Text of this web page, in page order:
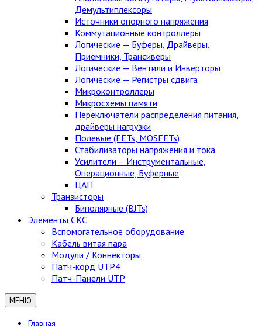
Демультиплексоры
Источники опорного напряжения
Коммутационные контроллеры
Логические — Буферы, Драйверы,
Приемники, Трансиверы
Логические — Вентили и Инверторы
Логические — Регистры сдвига
Микроконтроллеры
Микросхемы памяти
Переключатели распределения питания,
драйверы нагрузки
Полевые (FETs, MOSFETs)
Стабилизаторы напряжения и тока
Усилители – Инструментальные,
Операционные, Буферные
ЦАП
Транзисторы
Биполярные (BJTs)
Элементы СКС
Вспомогательное оборудование
Кабель витая пара
Модули / Коннекторы
Патч-корд UTP4
Патч-Панели UTP
МЕНЮ
Главная